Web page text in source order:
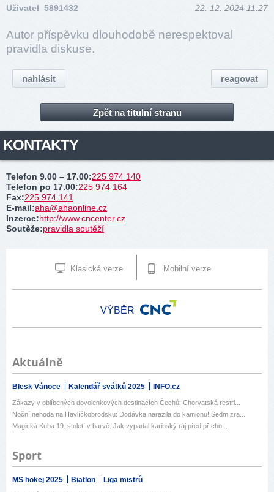
Uživatel_5891432 22. 12. 2024 11:27
Autor příspěvku dlouhodobě nerespektoval
pravidla diskuse.
reagovat
nahlásit
Zpět na titulní stranu
KONTAKTY
Telefon 9.00 – 17.00:225 974 140
Telefon po 17.00:225 974 164
Fax:225 974 141
E-mail:aha@ahaonline.cz
Inzerce:http://www.cncenter.cz
Soutěže:pravidla soutěží
Klasická verze Mobilní verze
VÝBĚR
Aktuálně
Blesk Vánoce Kalendář svátků 2025 INFO.cz
Zákazy v oblíbených dovolenkových destinacích Čechů: Chorvatská restri...
Noční nehoda na Havlíčkobrodsku: Dodávka narazila do kamionu! Sedm zra...
Magická Kuba 19. století v barvě. Jak vypadal karibský ráj před přícho...
Sport
MS hokej 2025 Biatlon Liga mistrů